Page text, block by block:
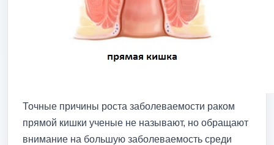
Точные причины роста заболеваемости раком
прямой кишки ученые не называют, но обращают
внимание на большую заболеваемость среди